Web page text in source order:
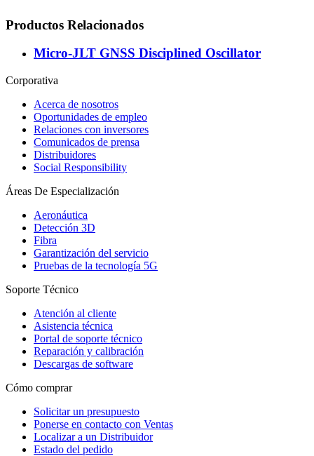
Productos Relacionados
Micro-JLT GNSS Disciplined Oscillator
Corporativa
Acerca de nosotros
Oportunidades de empleo
Relaciones con inversores
Comunicados de prensa
Distribuidores
Social Responsibility
Áreas De Especialización
Aeronáutica
Detección 3D
Fibra
Garantización del servicio
Pruebas de la tecnología 5G
Soporte Técnico
Atención al cliente
Asistencia técnica
Portal de soporte técnico
Reparación y calibración
Descargas de software
Cómo comprar
Solicitar un presupuesto
Ponerse en contacto con Ventas
Localizar a un Distribuidor
Estado del pedido